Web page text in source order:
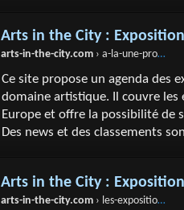
Arts in the City :
arts-in-the-city.com › a-la-une-prochaines-expos › les-expos-les-plus-attendues
Ce site propose un agenda des
domaine artistique. Il couvre les
Europe et offre la possibilité de
Des news et des classements
Arts in the City :
arts-in-the-city.com › les-expositions-du-moment